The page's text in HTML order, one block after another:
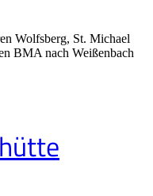
Wolfsberg, St. Michael
BMA nach Weißenbach